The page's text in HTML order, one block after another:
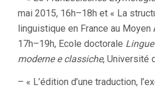
mai 2015, 16h–18h et « La
linguistique en France au Moyen
17h–19h, Ecole doctorale
moderne e classiche, Université
– « L’édition d’une traduction,